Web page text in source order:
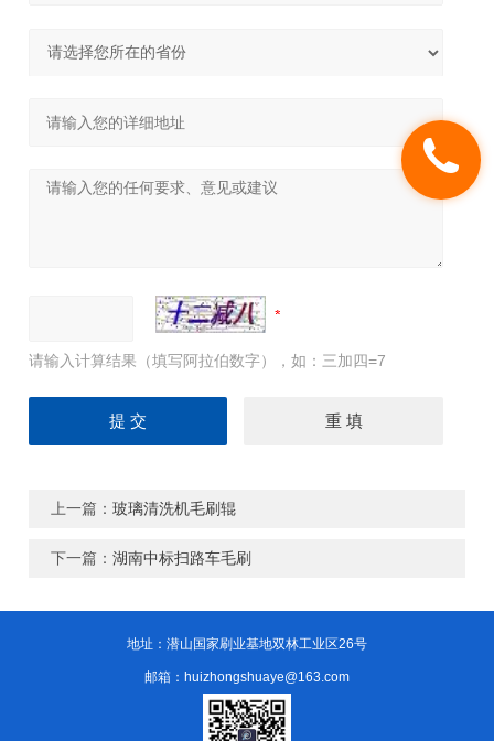
请输入计算结果（填写阿拉伯数字），如：三加四=7
上一篇：玻璃清洗机毛刷辊
下一篇：湖南中标扫路车毛刷
地址：潜山国家刷业基地双林工业区26号
邮箱：huizhongshuaye@163.com